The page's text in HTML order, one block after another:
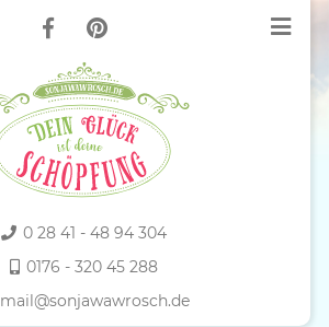
0 28 41 - 48 94 304
0176 - 320 45 288
mail@sonjawawrosch.de